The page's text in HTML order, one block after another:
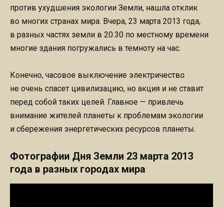
против ухудшения экологии Земли, нашла отклик
во многих странах мира. Вчера, 23 марта 2013 года,
в разных частях земли в 20.30 по местному времени
многие здания погружались в темноту на час.
Конечно, часовое выключение электричество
не очень спасет цивилизацию, но акция и не ставит
перед собой таких целей. Главное — привлечь
внимание жителей планеты к проблемам экологии
и сбережения энергетических ресурсов планеты.
Фотографии Дня Земли 23 марта 2013
года в разных городах мира